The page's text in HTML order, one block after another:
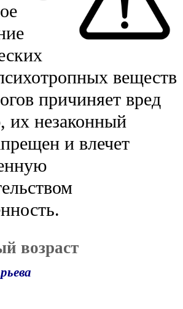
веществ
причиняет вред
их незаконный
и влечет
возраст